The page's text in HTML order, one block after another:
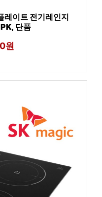
레이트 전기레인지
단품
원